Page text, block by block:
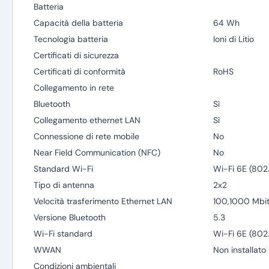
Batteria
Capacità della batteria
64 Wh
Tecnologia batteria
Ioni di Litio
Certificati di sicurezza
Certificati di conformità
RoHS
Collegamento in rete
Bluetooth
Sì
Collegamento ethernet LAN
Sì
Connessione di rete mobile
No
Near Field Communication (NFC)
No
Standard Wi-Fi
Wi-Fi 6E
Tipo di antenna
2x2
Velocità trasferimento Ethernet LAN
100,1000
Versione Bluetooth
5.3
Wi-Fi standard
Wi-Fi 6E
WWAN
Non installato
Condizioni ambientali